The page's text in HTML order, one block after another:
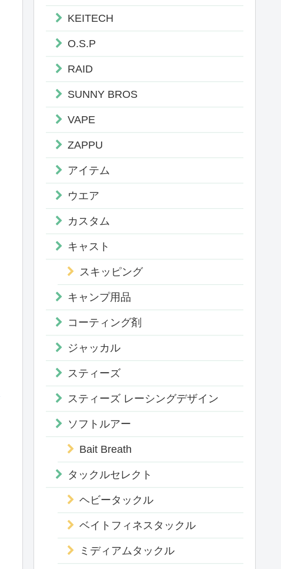
KEITECH
O.S.P
RAID
SUNNY BROS
VAPE
ZAPPU
アイテム
ウエア
カスタム
キャスト
スキッピング
キャンプ用品
コーティング剤
ジャッカル
スティーズ
スティーズ レーシングデザイン
ソフトルアー
Bait Breath
タックルセレクト
ヘビータックル
ベイトフィネスタックル
ミディアムタックル